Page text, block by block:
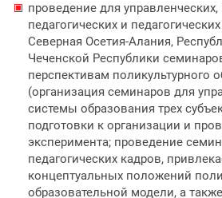
проведение для управленческих,
педагогических и
Северная Осетия-Алания,
Чеченской Республики
перспективам поликультурного
(организация семинаров для
системы образования трех
подготовки к организации и
эксперимента; проведение
педагогических кадров,
концептуальных положений
образовательной модели, а